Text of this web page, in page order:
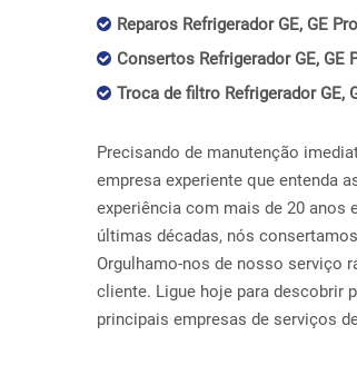
Reparos Refrigerador GE, GE
Consertos Refrigerador GE, GE
Troca de filtro Refrigerador GE,
Precisando de manutenção
empresa experiente que entenda
experiência com mais de 20 anos
últimas décadas, nós
Orgulhamo-nos de nosso serviço
cliente. Ligue hoje para descobrir
principais empresas de serviços